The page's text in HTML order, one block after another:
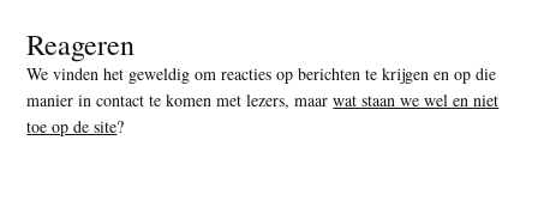
Reageren
We vinden het geweldig om reacties op berichten te krijgen en op die
manier in contact te komen met lezers, maarwat staan we wel en niet
toe op de site?